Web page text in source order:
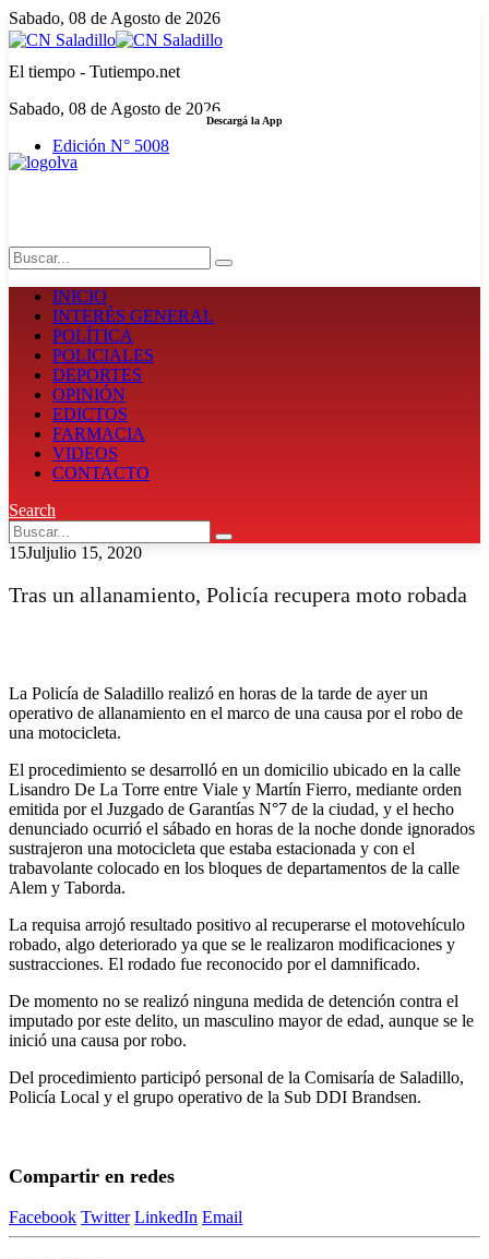
Sabado, 08 de Agosto de 2026
El tiempo - Tutiempo.net
Sabado, 08 de Agosto de 2026
Edición N° 5008
Descargá la App
INICIO
INTERÉS GENERAL
POLÍTICA
POLICIALES
DEPORTES
OPINIÓN
EDICTOS
FARMACIA
VIDEOS
CONTACTO
Search
15Juljulio 15, 2020
Tras un allanamiento, Policía recupera moto robada
La Policía de Saladillo realizó en horas de la tarde de ayer un
operativo de allanamiento en el marco de una causa por el robo de
una motocicleta.
El procedimiento se desarrolló en un domicilio ubicado en la calle
Lisandro De La Torre entre Viale y Martín Fierro, mediante orden
emitida por el Juzgado de Garantías N°7 de la ciudad, y el hecho
denunciado ocurrió el sábado en horas de la noche donde ignorados
sustrajeron una motocicleta que estaba estacionada y con el
trabavolante colocado en los bloques de departamentos de la calle
Alem y Taborda.
La requisa arrojó resultado positivo al recuperarse el motovehículo
robado, algo deteriorado ya que se le realizaron modificaciones y
sustracciones. El rodado fue reconocido por el damnificado.
De momento no se realizó ninguna medida de detención contra el
imputado por este delito, un masculino mayor de edad, aunque se le
inició una causa por robo.
Del procedimiento participó personal de la Comisaría de Saladillo,
Policía Local y el grupo operativo de la Sub DDI Brandsen.
Compartir en redes
Facebook Twitter LinkedIn Email